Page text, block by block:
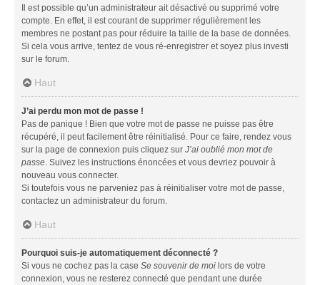
Il est possible qu’un administrateur ait désactivé ou supprimé votre
compte. En effet, il est courant de supprimer régulièrement les
membres ne postant pas pour réduire la taille de la base de données.
Si cela vous arrive, tentez de vous ré-enregistrer et soyez plus investi
sur le forum.
Haut
J’ai perdu mon mot de passe !
Pas de panique ! Bien que votre mot de passe ne puisse pas être
récupéré, il peut facilement être réinitialisé. Pour ce faire, rendez vous
sur la page de connexion puis cliquez sur J’ai oublié mon mot de
passe. Suivez les instructions énoncées et vous devriez pouvoir à
nouveau vous connecter.
Si toutefois vous ne parveniez pas à réinitialiser votre mot de passe,
contactez un administrateur du forum.
Haut
Pourquoi suis-je automatiquement déconnecté ?
Si vous ne cochez pas la case Se souvenir de moi lors de votre
connexion, vous ne resterez connecté que pendant une durée